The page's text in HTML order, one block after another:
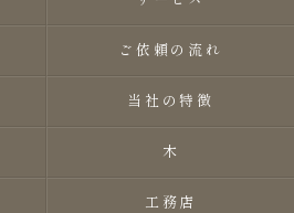
ご依頼の流れ
当社の特徴
木
工務店